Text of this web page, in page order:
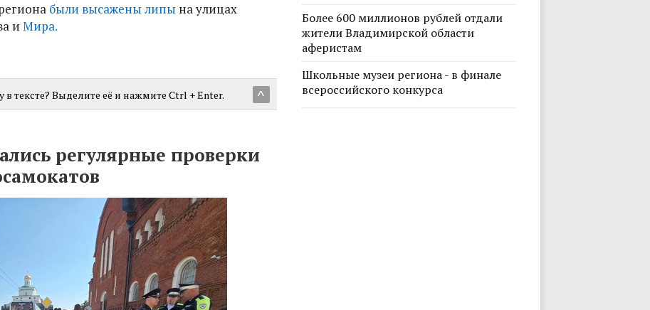
были высажены липы на улицах
и Мира.
^
тексте? Выделите её и нажмите Ctrl + Enter.
регулярные проверки
Более 600 миллионов рублей отдали
жители Владимирской области
аферистам
Школьные музеи региона - в финале
всероссийского конкурса